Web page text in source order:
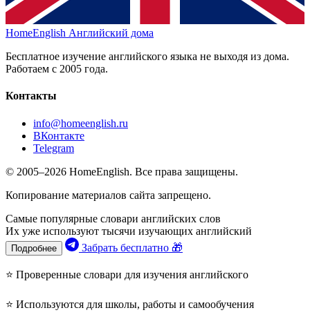
HomeEnglish Английский дома
Бесплатное изучение английского языка не выходя из дома.
Работаем с 2005 года.
Контакты
info@homeenglish.ru
ВКонтакте
Telegram
© 2005–2026 HomeEnglish. Все права защищены.
Копирование материалов сайта запрещено.
Самые популярные словари английских слов
Их уже используют тысячи изучающих английский
Подробнее Забрать бесплатно 🎁
⭐ Проверенные словари для изучения английского
⭐ Используются для школы, работы и самообучения